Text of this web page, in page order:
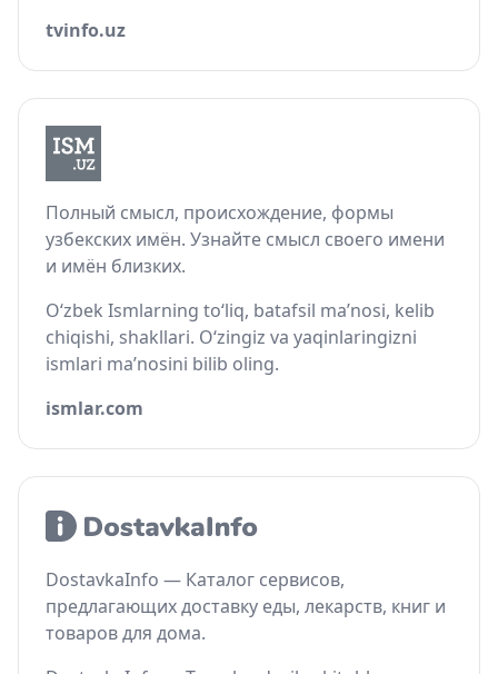
tvinfo.uz
Полный смысл, происхождение, формы
узбекских имён. Узнайте смысл своего имени
и имён близких.
O‘zbek Ismlarning to‘liq, batafsil ma’nosi, kelib
chiqishi, shakllari. O‘zingiz va yaqinlaringizni
ismlari ma’nosini bilib oling.
ismlar.com
DostavkaInfo — Каталог сервисов,
предлагающих доставку еды, лекарств, книг и
товаров для дома.